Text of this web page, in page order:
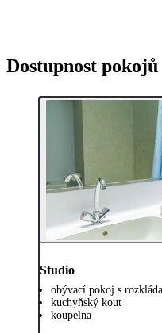
Dostupnost pokojů
Studio
obývací pokoj s
kuchyňský kout
koupelna